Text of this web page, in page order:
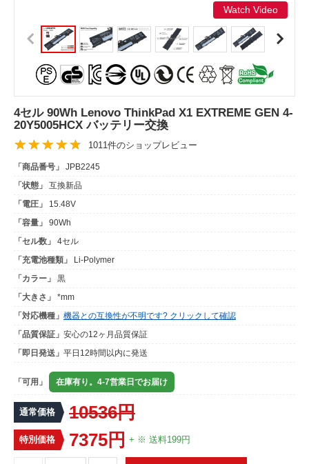
Watch Video
4セル 90Wh Lenovo ThinkPad X1 EXTREME GEN 4-
20Y5005HCX バッテリー交換
1011件のショップレビュー
「商品番号」
JPB2245
「状態」
互換新品
「電圧」
15.48V
「容量」
90Wh
「セル数」
4セル
「充電池種類」
Li-Polymer
「カラー」
黒
「大きさ」
*mm
「対応機種」 機器との互換性が不明です? クリックして確認
「品質保証」 安心の12ヶ月品質保証
「即日発送」 平日12時間以内に発送
「可用」 在庫有り。4-7営業日でお届け
通常価格 10536円
特別価格 7375円 + ※ 送料199円